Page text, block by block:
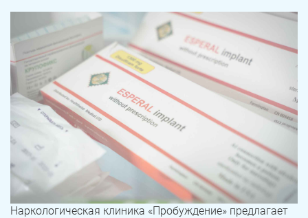
Наркологическая клиника «Пробуждение» предлагает